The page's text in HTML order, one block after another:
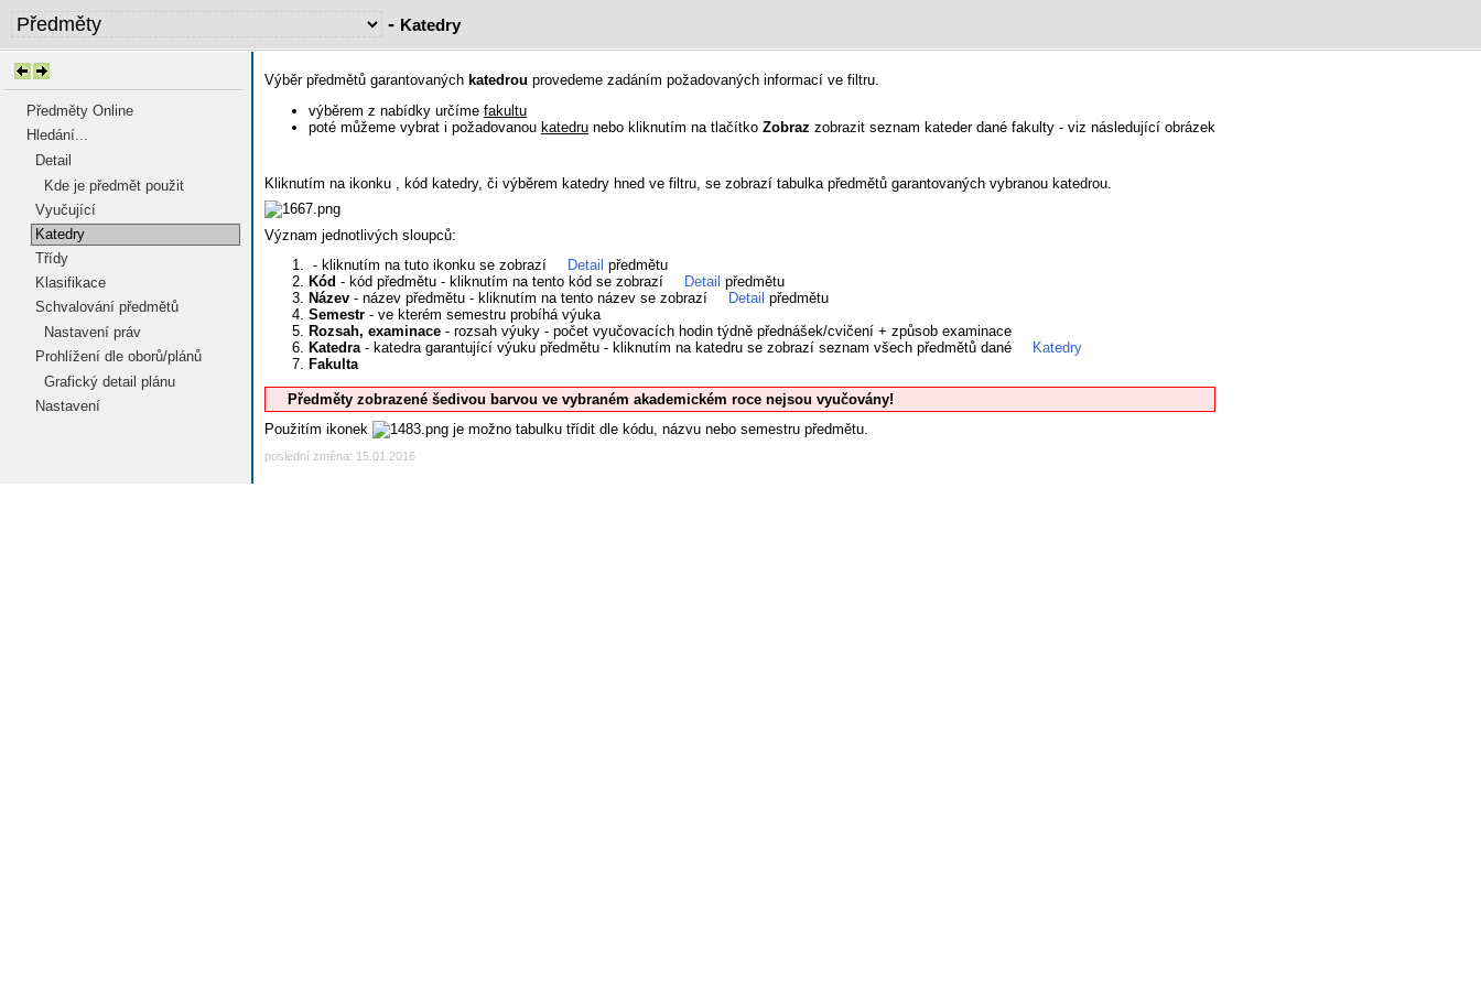
- Katedry
Předměty Online
Hledání...
Detail
Kde je předmět použit
Vyučující
Katedry
Třídy
Klasifikace
Schvalování předmětů
Nastavení práv
Prohlížení dle oborů/plánů
Grafický detail plánu
Nastavení
Výběr předmětů garantovaných katedrou provedeme zadáním požadovaných informací ve filtru.
výběrem z nabídky určíme fakultu
poté můžeme vybrat i požadovanou katedru nebo kliknutím na tlačítko Zobraz zobrazit seznam kateder dané fakulty - viz následující obrázek
Kliknutím na ikonku , kód katedry, či výběrem katedry hned ve filtru, se zobrazí tabulka předmětů garantovaných vybranou katedrou.
Význam jednotlivých sloupců:
- kliknutím na tuto ikonku se zobrazí
Detail předmětu
Kód - kód předmětu - kliknutím na tento kód se zobrazí Detail předmětu
Název - název předmětu - kliknutím na tento název se zobrazí Detail předmětu
Semestr - ve kterém semestru probíhá výuka
Rozsah, examinace - rozsah výuky - počet vyučovacích hodin týdně přednášek/cvičení + způsob examinace
Katedra- katedra garantující výuku předmětu - kliknutím na katedru se zobrazí seznam všech předmětů dané
Katedry
Fakulta
Předměty zobrazené šedivou barvou ve vybraném akademickém roce nejsou vyučovány!
Použitím ikonek
je možno tabulku třídit dle kódu, názvu nebo semestru předmětu.
poslední změna: 15.01.2016